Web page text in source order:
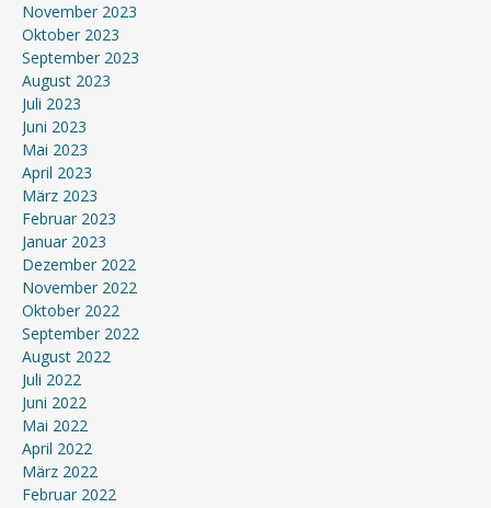
November 2023
Oktober 2023
September 2023
August 2023
Juli 2023
Juni 2023
Mai 2023
April 2023
März 2023
Februar 2023
Januar 2023
Dezember 2022
November 2022
Oktober 2022
September 2022
August 2022
Juli 2022
Juni 2022
Mai 2022
April 2022
März 2022
Februar 2022